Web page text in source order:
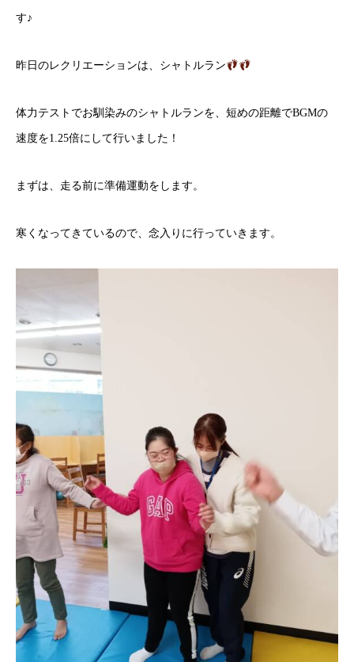
す♪
昨日のレクリエーションは、シャトルラン
体力テストでお馴染みのシャトルランを、短めの距離でBGMの
速度を1.25倍にして行いました！
まずは、走る前に準備運動をします。
寒くなってきているので、念入りに行っていきます。